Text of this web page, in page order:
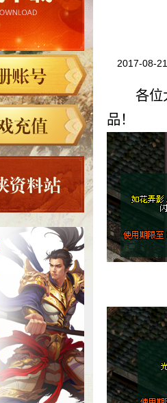
2017-08-
各位大
品！